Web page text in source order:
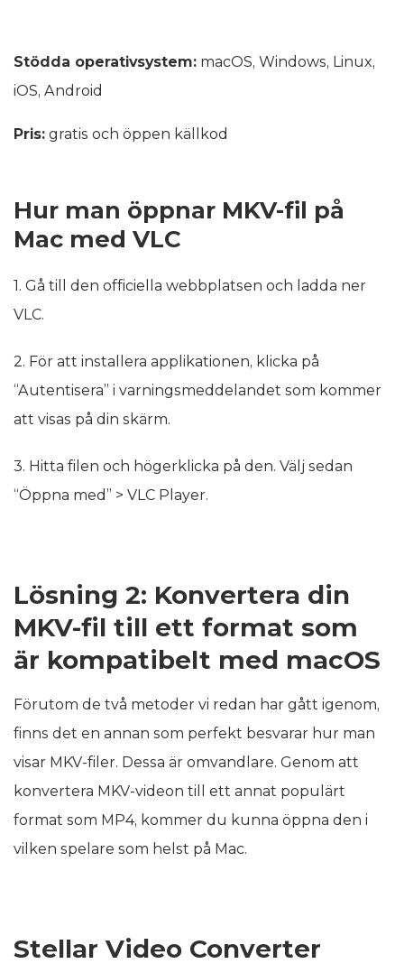
Stödda operativsystem: macOS, Windows, Linux,
iOS, Android
Pris: gratis och öppen källkod
Hur man öppnar MKV-fil på
Mac med VLC
1. Gå till den officiella webbplatsen och ladda ner
VLC.
2. För att installera applikationen, klicka på
“Autentisera” i varningsmeddelandet som kommer
att visas på din skärm.
3. Hitta filen och högerklicka på den. Välj sedan
“Öppna med” > VLC Player.
Lösning 2: Konvertera din
MKV-fil till ett format som
är kompatibelt med macOS
Förutom de två metoder vi redan har gått igenom,
finns det en annan som perfekt besvarar hur man
visar MKV-filer. Dessa är omvandlare. Genom att
konvertera MKV-videon till ett annat populärt
format som MP4, kommer du kunna öppna den i
vilken spelare som helst på Mac.
Stellar Video Converter